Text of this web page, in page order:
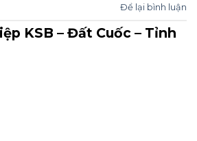
Để lại bình luận
KSB – Đất Cuốc – Tỉnh